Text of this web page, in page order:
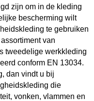
zijn om in de kleding
bescherming wilt
te gebruiken
van
tweedelige werkkleding
conform EN 13034.
dan vindt u bij
die
vonken, vlammen en